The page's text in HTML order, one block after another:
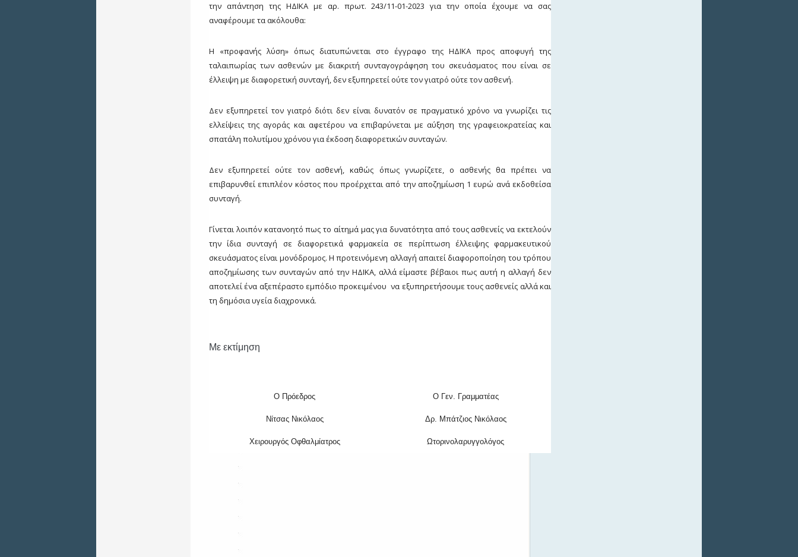
την απάντηση της ΗΔΙΚΑ με αρ. πρωτ. 243/11-01-2023 για την οποία έχουμε να σας
αναφέρουμε τα ακόλουθα:
Η «προφανής λύση» όπως διατυπώνεται στο έγγραφο της HΔΙΚΑ προς αποφυγή της
ταλαιπωρίας των ασθενών με διακριτή συνταγογράφηση του σκευάσματος που είναι σε
έλλειψη με διαφορετική συνταγή, δεν εξυπηρετεί ούτε τον γιατρό ούτε τον ασθενή.
Δεν εξυπηρετεί τον γιατρό διότι δεν είναι δυνατόν σε πραγματικό χρόνο να γνωρίζει τις
ελλείψεις της αγοράς και αφετέρου να επιβαρύνεται με αύξηση της γραφειοκρατείας και
σπατάλη πολυτίμου χρόνου για έκδοση διαφορετικών συνταγών.
Δεν εξυπηρετεί ούτε τον ασθενή, καθώς όπως γνωρίζετε, ο ασθενής θα πρέπει να
επιβαρυνθεί επιπλέον κόστος που προέρχεται από την αποζημίωση 1 ευρώ ανά εκδοθείσα
συνταγή.
Γίνεται λοιπόν κατανοητό πως το αίτημά μας για δυνατότητα από τους ασθενείς να εκτελούν
την ίδια συνταγή σε διαφορετικά φαρμακεία σε περίπτωση έλλειψης φαρμακευτικού
σκευάσματος είναι μονόδρομος. Η προτεινόμενη αλλαγή απαιτεί διαφοροποίηση του τρόπου
αποζημίωσης των συνταγών από την ΗΔΙΚΑ, αλλά είμαστε βέβαιοι πως αυτή η αλλαγή δεν
αποτελεί ένα αξεπέραστο εμπόδιο προκειμένου να εξυπηρετήσουμε τους ασθενείς αλλά και
τη δημόσια υγεία διαχρονικά.
Με εκτίμηση
Ο Πρόεδρος
Νίτσας Νικόλαος
Χειρουργός Οφθαλμίατρος
Ο Γεν. Γραμματέας
Δρ. Μπάτζιος Νικόλαος
Ωτορινολαρυγγολόγος